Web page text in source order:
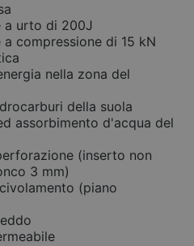
a urto di 200J
compressione di 15 kN
nella zona del
della suola
assorbimento d'acqua del
(inserto non
3 mm)
(piano